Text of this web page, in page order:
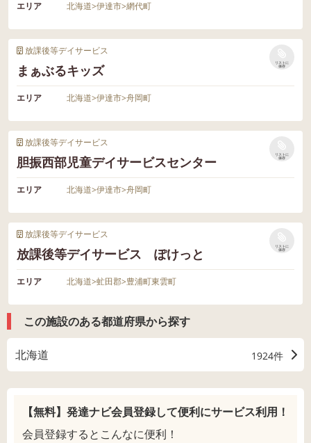
エリア 北海道>伊達市>網代町
放課後等デイサービス
まぁぶるキッズ
リストに
保存
エリア 北海道>伊達市>舟岡町
放課後等デイサービス
胆振西部児童デイサービスセンター
リストに
保存
エリア 北海道>伊達市>舟岡町
放課後等デイサービス
放課後等デイサービス ぽけっと
リストに
保存
エリア 北海道>虻田郡>豊浦町東雲町
この施設のある都道府県から探す
北海道 1924件
【無料】発達ナビ会員登録して便利にサービス利用！
会員登録するとこんなに便利！